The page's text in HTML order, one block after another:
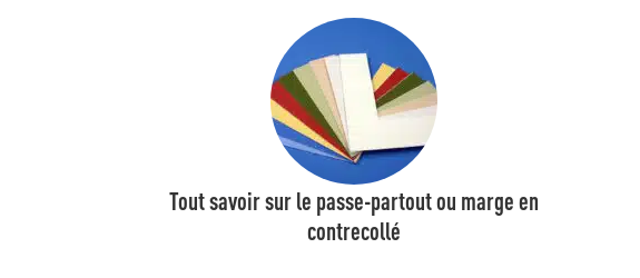
Tout savoir sur le passe-partout ou marge en
contrecollé